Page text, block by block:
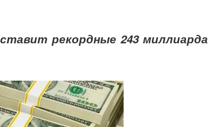
рекордные 243 миллиарда